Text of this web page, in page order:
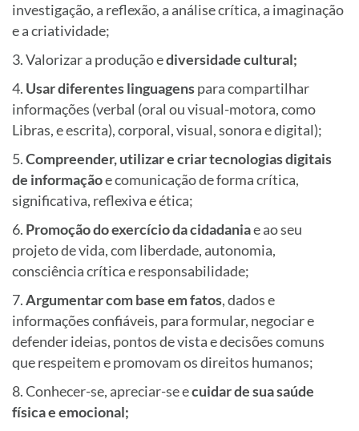
investigação, a reflexão, a análise crítica, a imaginação
e a criatividade;
Valorizar a produção ediversidade cultural;
Usar diferentes linguagenspara compartilhar
informações (verbal (oral ou visual-motora, como
Libras, e escrita), corporal, visual, sonora e digital);
Compreender, utilizar e criar tecnologias digitais
de informaçãoe comunicação de forma crítica,
significativa, reflexiva e ética;
Promoção do exercício da cidadaniae ao seu
projeto de vida, com liberdade, autonomia,
consciência crítica e responsabilidade;
Argumentar com base em fatos, dados e
informações confiáveis, para formular, negociar e
defender ideias, pontos de vista e decisões comuns
que respeitem e promovam os direitos humanos;
Conhecer-se, apreciar-se ecuidar de sua saúde
física e emocional;